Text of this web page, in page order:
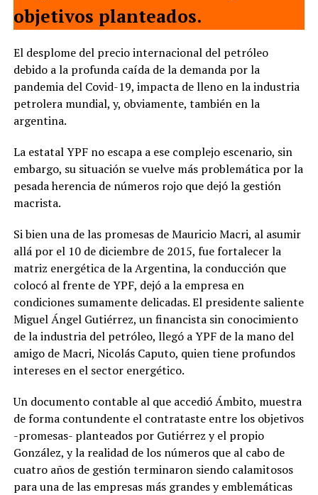
objetivos planteados.
El desplome del precio internacional del petróleo
debido a la profunda caída de la demanda por la
pandemia del Covid-19, impacta de lleno en la industria
petrolera mundial, y, obviamente, también en la
argentina.
La estatal YPF no escapa a ese complejo escenario, sin
embargo, su situación se vuelve más problemática por la
pesada herencia de números rojo que dejó la gestión
macrista.
Si bien una de las promesas de Mauricio Macri, al asumir
allá por el 10 de diciembre de 2015, fue fortalecer la
matriz energética de la Argentina, la conducción que
colocó al frente de YPF, dejó a la empresa en
condiciones sumamente delicadas. El presidente saliente
Miguel Ángel Gutiérrez, un financista sin conocimiento
de la industria del petróleo, llegó a YPF de la mano del
amigo de Macri, Nicolás Caputo, quien tiene profundos
intereses en el sector energético.
Un documento contable al que accedió Ámbito, muestra
de forma contundente el contrataste entre los objetivos
-promesas- planteados por Gutiérrez y el propio
González, y la realidad de los números que al cabo de
cuatro años de gestión terminaron siendo calamitosos
para una de las empresas más grandes y emblemáticas